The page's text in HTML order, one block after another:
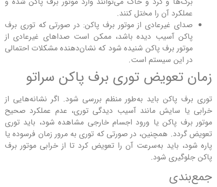
آن را مختل کنند.
غیرعادی از موتور برف پاکن: در صورتی که توری برف
آسیب دیده باشد، ممکن است صداهای غیرعادی از
برف پاکن شنیده شود که نشان‌دهنده مشکلات احتمالی
این سیستم است.
تعویض توری برف پاکن سراتو
پاکن باید به‌طور منظم بررسی شود. اگر نشانه‌هایی از
سایش مانند آسیب دیدگی توری، عدم عملکرد صحیح
پاکن یا ورود اجسام خارجی مشاهده شود، باید توری
همچنین، در صورتی که توری به مرور زمان فرسوده یا
باید به‌سرعت آن را تعویض کرد تا از خرابی موتور برف
شود.